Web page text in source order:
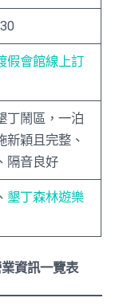
假會館線上訂
丁鬧區，一泊
新穎且完整、
隔音良好
墾丁森林遊樂
資訊一覽表